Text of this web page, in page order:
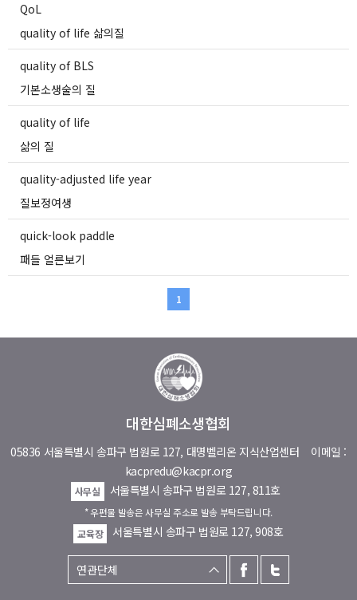
QoL
quality of life 삶의질
quality of BLS
기본소생술의 질
quality of life
삶의 질
quality-adjusted life year
질보정여생
quick-look paddle
패들 얼른보기
1
대한심폐소생협회
05836 서울특별시 송파구 법원로 127, 대명벨리온 지식산업센터 이메일 :
kacpredu@kacpr.org
사무실 서울특별시 송파구 법원로 127, 811호
* 우편물 발송은 사무실 주소로 발송 부탁드립니다.
교육장
서울특별시 송파구 법원로 127, 908호